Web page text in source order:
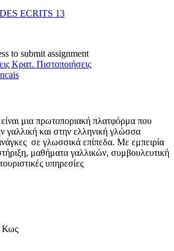
ECRITS 13
to submit assignment
Κρατ. Πιστοποιήσεις
μια πρωτοποριακή πλατφόρμα που
γαλλική και στην ελληνική γλώσσα
σε γλωσσικά επίπεδα. Με εμπειρία
μαθήματα γαλλικών, συμβουλευτική
υπηρεσίες
Κως